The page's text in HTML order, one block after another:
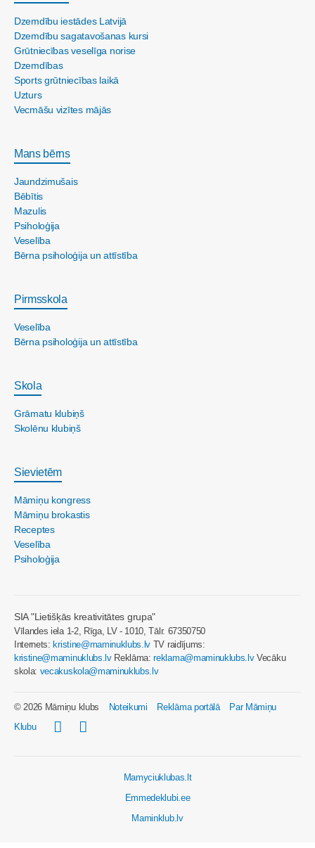
Dzemdību iestādes Latvijā
Dzemdību sagatavošanas kursi
Grūtniecības veselīga norise
Dzemdības
Sports grūtniecības laikā
Uzturs
Vecmāšu vizītes mājās
Mans bērns
Jaundzimušais
Bēbītis
Mazulis
Psiholoģija
Veselība
Bērna psiholoģija un attīstība
Pirmsskola
Veselība
Bērna psiholoģija un attīstība
Skola
Grāmatu klubiņš
Skolēnu klubiņš
Sievietēm
Māmiņu kongress
Māmiņu brokastis
Receptes
Veselība
Psiholoģija
SIA "Lietišķās kreativitātes grupa"
Vīlandes iela 1-2, Rīga, LV - 1010, Tālr. 67350750
Internets:kristine@maminuklubs.lv TV raidījums:
kristine@maminuklubs.lvReklāma:reklama@maminuklubs.lvVecāku
skola: vecakuskola@maminuklubs.lv
© 2026 Māmiņu klubs Noteikumi Reklāma portālā
Par Māmiņu
Klubu
Mamyciuklubas.lt
Emmedeklubi.ee
Maminklub.lv